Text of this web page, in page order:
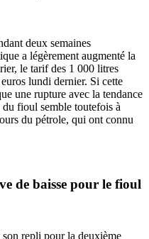
deux semaines
a légèrement augmenté la
le tarif des 1 000 litres
lundi dernier. Si cette
une rupture avec la tendance
fioul semble toutefois à
du pétrole, qui ont connu
de baisse pour le fioul
repli pour la deuxième